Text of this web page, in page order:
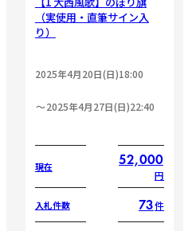
（実使用・直筆サイン入
り）
2025年4月20日(日)18:00
2025年4月27日(日)22:40
現在 52,000
円
入札件数 73件